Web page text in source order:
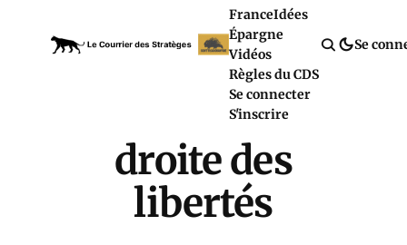
FranceIdées
Épargne
Vidéos
Règles du CDS
Se connecter
S'inscrire
Se
droite des
libertés